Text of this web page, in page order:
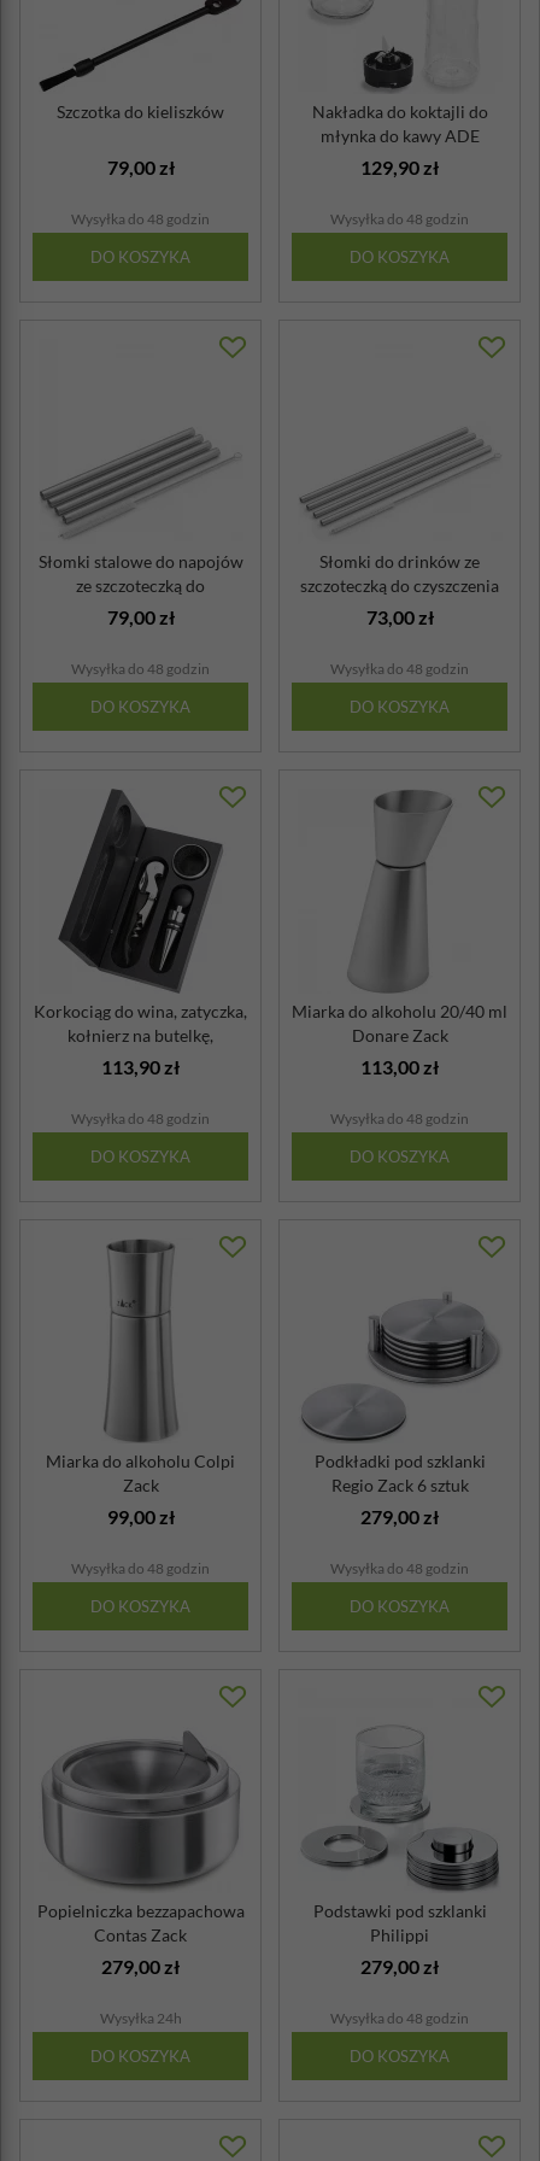
Szczotka do kieliszków
79,00 zł
Wysyłka do 48 godzin
DO KOSZYKA
Nakładka do koktajli do
młynka do kawy ADE
129,90 zł
Wysyłka do 48 godzin
DO KOSZYKA
Słomki stalowe do napojów
ze szczoteczką do
czyszczenia P...
79,00 zł
Wysyłka do 48 godzin
DO KOSZYKA
Słomki do drinków ze
szczoteczką do czyszczenia
Picara Za...
73,00 zł
Wysyłka do 48 godzin
DO KOSZYKA
Korkociąg do wina, zatyczka,
kołnierz na butelkę,
drewnia...
113,90 zł
Wysyłka do 48 godzin
DO KOSZYKA
Miarka do alkoholu 20/40 ml
Donare Zack
113,00 zł
Wysyłka do 48 godzin
DO KOSZYKA
Miarka do alkoholu Colpi
Zack
99,00 zł
Wysyłka do 48 godzin
DO KOSZYKA
Podkładki pod szklanki
Regio Zack 6 sztuk
279,00 zł
Wysyłka do 48 godzin
DO KOSZYKA
Popielniczka bezzapachowa
Contas Zack
279,00 zł
Wysyłka 24h
DO KOSZYKA
Podstawki pod szklanki
Philippi
279,00 zł
Wysyłka do 48 godzin
DO KOSZYKA